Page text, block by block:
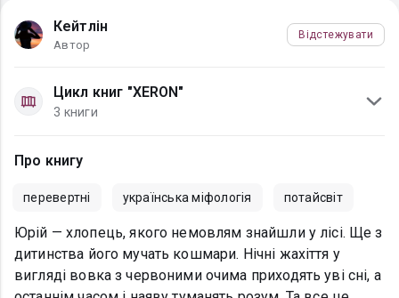
Кейтлін
Автор
Відстежувати
Цикл книг "XERON"
3 книги
Про книгу
перевертні українська міфологія потайсвіт
Юрій — хлопець, якого немовлям знайшли у лісі. Ще з
дитинства його мучать кошмари. Нічні жахіття у
вигляді вовка з червоними очима приходять уві сні, а